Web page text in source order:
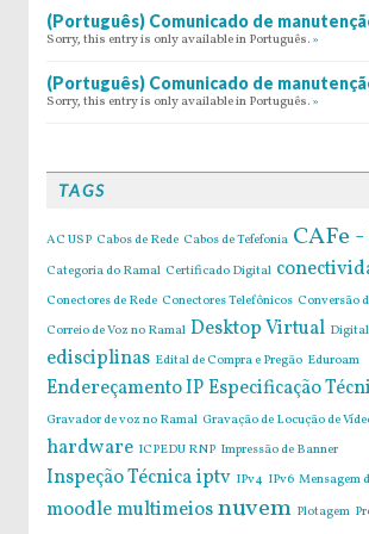
(Português) Comunicado de
Sorry, this entry is only available in Português. »
(Português) Comunicado de
Sorry, this entry is only available in Português. »
TAGS
AC USP Cabos de Rede Cabos de Tefefonia CAFe
Categoria do Ramal Certificado Digital
Conectores de Rede Conectores Telefônicos Conversão
Correio de Voz no Ramal Desktop Virtual
edisciplinas Edital de Compra e Pregão Eduroam
Endereçamento IPEspecificação
Gravador de voz no Ramal Gravação de Locução de
hardware ICPEDU RNP Impressão de Banner
Inspeção Técnicaiptv IPv4 IPv6 Mensagem
moodlemultimeiosnuvem Plotagem